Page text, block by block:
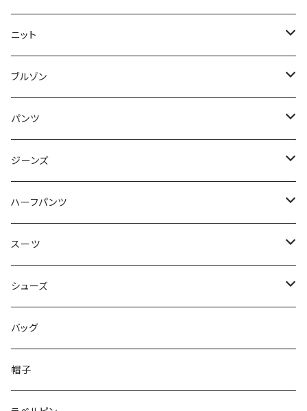
50/XL～
48/L
50/XL～
46/M
48/L
50/XL～
～44/S
46/M
48/L
50/XL～
ニット
～44/S
46/M
48/L
50/XL～
ブルゾン
～44/S
46/M
48/L
50/XL～
パンツ
～44/S
46/M
48/L
50/XL～
ジーンズ
～44/S
46/M
48/L
50/XL～
ハーフパンツ
～44/S
46/M
48/L
50/XL～
スーツ
～44/S
46/M
48/L
シューズ
～25.5cm
26cm～
バッグ
帽子